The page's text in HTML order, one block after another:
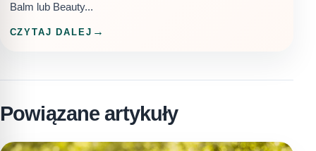
Balm lub Beauty...
CZYTAJ DALEJ
Powiązane artykuły